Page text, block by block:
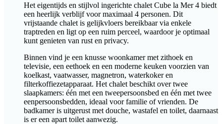
Het eigentijds en stijlvol ingerichte chalet Cube la Mer 4 biedt
een heerlijk verblijf voor maximaal 4 personen. Dit
vrijstaande chalet is gelijkvloers bereikbaar via enkele
traptreden en ligt op een ruim perceel, waardoor je optimaal
kunt genieten van rust en privacy.
Binnen vind je een knusse woonkamer met zithoek en
televisie, een eethoek en een moderne keuken voorzien van
koelkast, vaatwasser, magnetron, waterkoker en
filterkoffiezetapparaat. Het chalet beschikt over twee
slaapkamers: één met een tweepersoonsbed en één met twee
eenpersoonsbedden, ideaal voor familie of vrienden. De
badkamer is uitgerust met douche, wastafel en toilet, daarnaast
is er een apart toilet aanwezig.